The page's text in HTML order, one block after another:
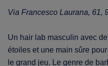
Via Francesco Laurana, 61,
Un hair lab masculin avec
étoiles et une main sûre
le grand jeu. Le genre de